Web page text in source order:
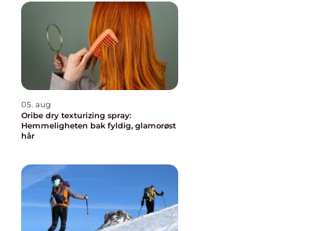
05. aug
Oribe dry texturizing spray:
Hemmeligheten bak fyldig, glamorøst
hår